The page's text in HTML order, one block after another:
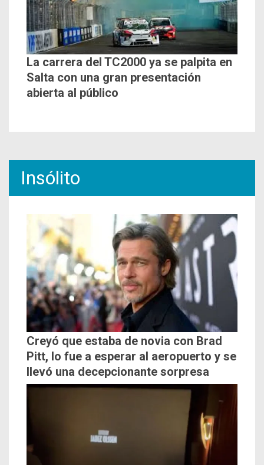
La carrera del TC2000 ya se palpita en
Salta con una gran presentación
abierta al público
Insólito
Creyó que estaba de novia con Brad
Pitt, lo fue a esperar al aeropuerto y se
llevó una decepcionante sorpresa